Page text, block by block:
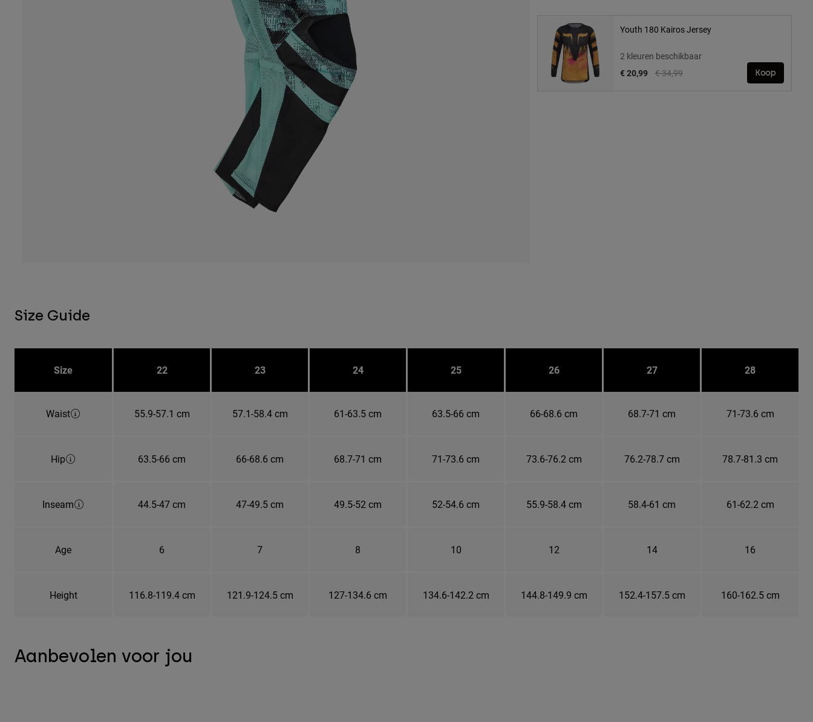
Youth 180 Kairos Jersey
2 kleuren beschikbaar
Price reduced from
€ 34,99to
€ 20,99 Koop
Size Guide
Size 22 23 24 25 26 27 28
Waist 55.9-57.1 cm 57.1-58.4 cm 61-63.5 cm 63.5-66 cm 66-68.6 cm 68.7-71 cm 71-73.6 cm
Hip 63.5-66 cm 66-68.6 cm 68.7-71 cm 71-73.6 cm 73.6-76.2 cm 76.2-78.7 cm 78.7-81.3 cm
Inseam 44.5-47 cm 47-49.5 cm 49.5-52 cm 52-54.6 cm 55.9-58.4 cm 58.4-61 cm 61-62.2 cm
Age 6 7 8 10 12 14 16
Height 116.8-119.4 cm 121.9-124.5 cm 127-134.6 cm 134.6-142.2 cm 144.8-149.9 cm 152.4-157.5 cm 160-162.5 cm
Aanbevolen voor jou